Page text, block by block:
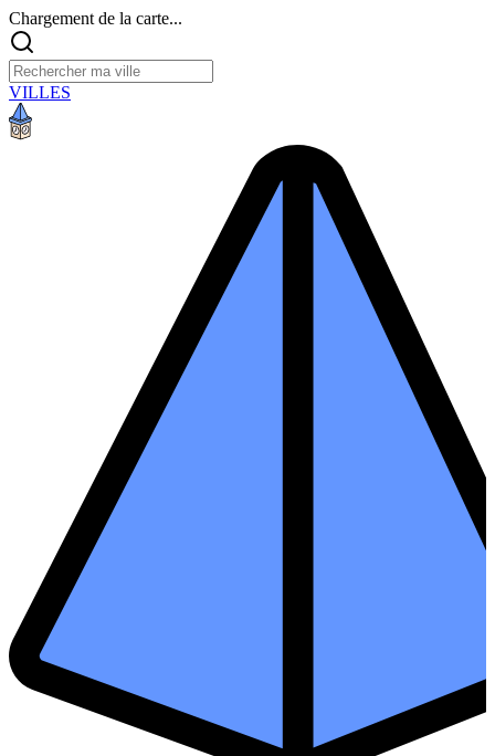
Chargement de la carte...
VILLES